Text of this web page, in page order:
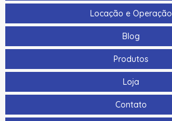
Locação e Operação
Blog
Produtos
Loja
Contato